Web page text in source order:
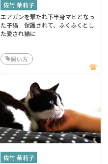
佐竹 茉莉子
エアガンを撃たれ下半身マヒとなっ
た子猫 保護されて、ふくふくとし
た愛され猫に
飼い方
佐竹 茉莉子